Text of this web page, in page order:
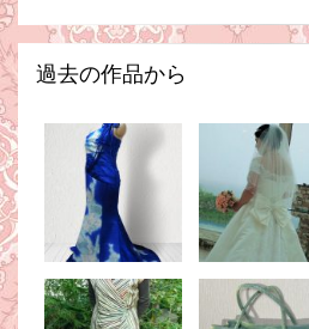
過去の作品から